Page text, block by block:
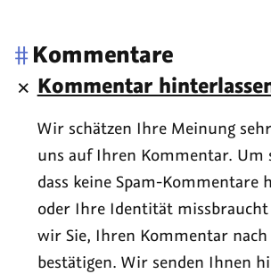
# Kommentare
Kommentar
Wir schätzen Ihre Meinung
uns auf Ihren Kommentar. Um
dass keine Spam-Kommentare
oder Ihre Identität
wir Sie, Ihren Kommentar nach
bestätigen. Wir senden Ihnen